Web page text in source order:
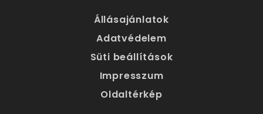
Állásajánlatok
Adatvédelem
Süti beállítások
Impresszum
Oldaltérkép